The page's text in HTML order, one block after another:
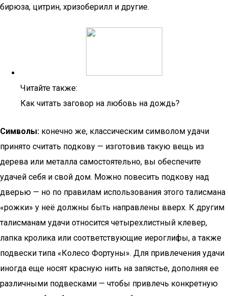
бирюза, цитрин, хризоберилл и другие.
Читайте также:
Как читать заговор на любовь на дождь?
Символы: конечно же, классическим символом удачи
принято считать подкову — изготовив такую вещь из
дерева или металла самостоятельно, вы обеспечите
удачей себя и свой дом. Можно повесить подкову над
дверью — но по правилам использования этого талисмана
«рожки» у неё должны быть направлены вверх. К другим
талисманам удачи относится четырехлистный клевер,
лапка кролика или соответствующие иероглифы, а также
подвески типа «Колесо Фортуны». Для привлечения удачи
иногда еще носят красную нить на запястье, дополняя ее
различными подвесками — чтобы привлечь конкретную